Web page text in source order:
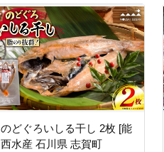
のどぐろいしる干し 2枚 [能
西水産 石川県 志賀町